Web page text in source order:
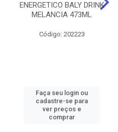
ENERGETICO BALY DRINK
MELANCIA 473ML
Código: 202223
Faça seu login ou
cadastre-se para
ver preços e
comprar